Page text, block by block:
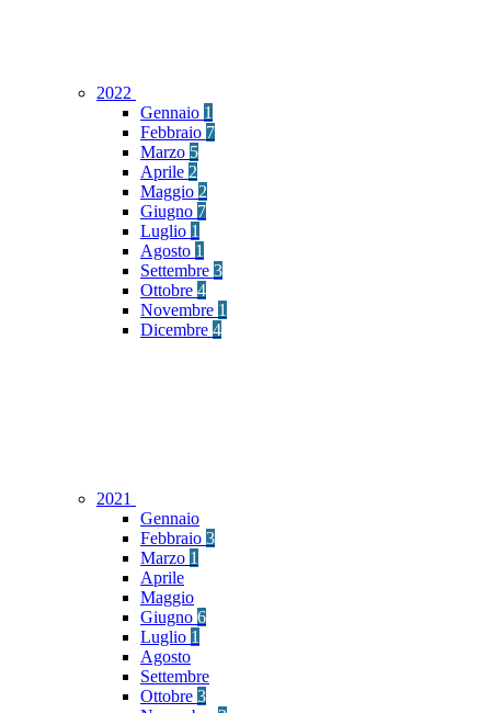
2022
Gennaio 1
Febbraio 7
Marzo 5
Aprile 2
Maggio 2
Giugno 7
Luglio 1
Agosto 1
Settembre 3
Ottobre 4
Novembre 1
Dicembre 4
2021
Gennaio
Febbraio 3
Marzo 1
Aprile
Maggio
Giugno 6
Luglio 1
Agosto
Settembre
Ottobre 3